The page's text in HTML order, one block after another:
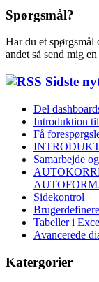
Spørgsmål?
Har du et
andet så send mig
Sidste
Del
Introduktion
Få
Samarbejde
Sidekontrol
Tabeller i
Avancerede
Katergorier